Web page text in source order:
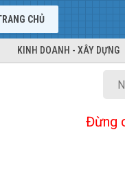
CHỦ
KINH DOANH - XÂY DỰNG
Đừng